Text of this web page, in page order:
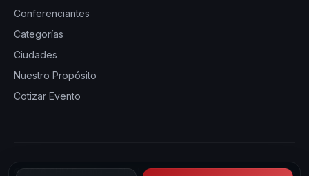
Conferenciantes
Categorías
Ciudades
Nuestro Propósito
Cotizar Evento
© 2026 CHM España — Charlas Motivacionales en España. Todos